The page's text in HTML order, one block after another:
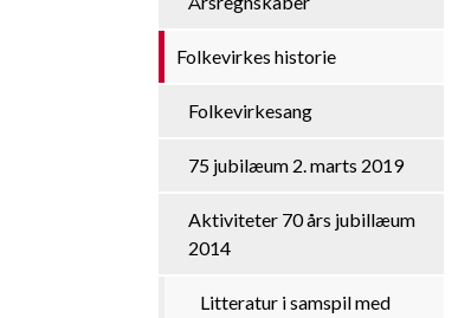
Folkevirkes historie
Folkevirkesang
75 jubilæum 2. marts 2019
Aktiviteter 70 års jubillæum
2014
Litteratur i samspil med